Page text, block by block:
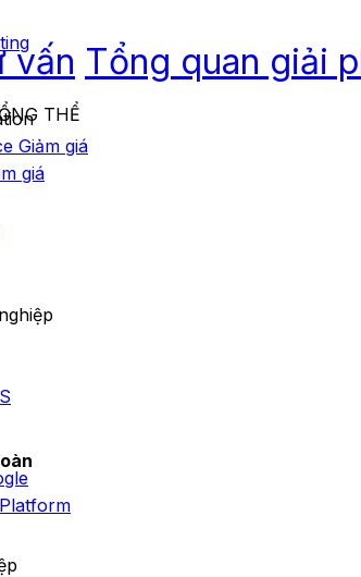
vấn Tổng quan giải
THỂ